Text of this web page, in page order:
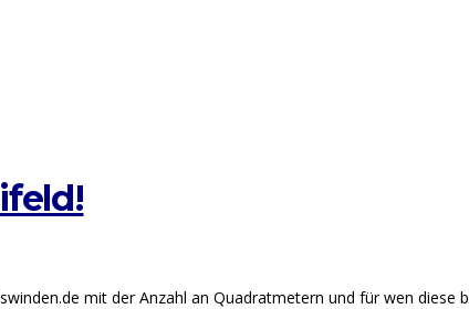
mit der Anzahl an Quadratmetern und für wen diese